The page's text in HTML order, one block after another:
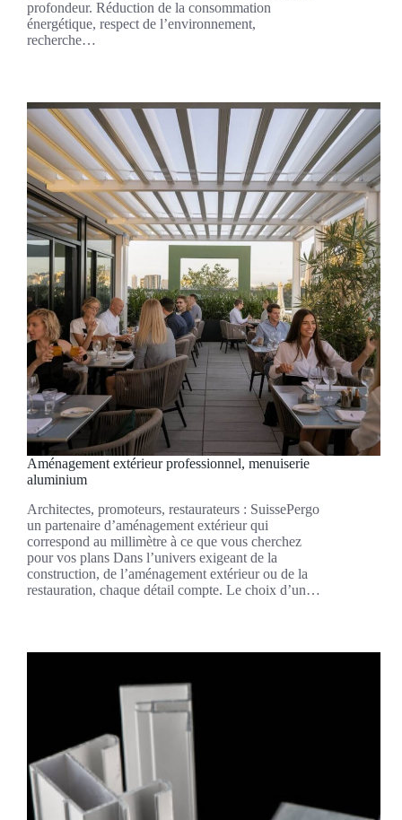
profondeur. Réduction de la consommation
énergétique, respect de l’environnement,
recherche…
Aménagement extérieur professionnel, menuiserie
aluminium
Architectes, promoteurs, restaurateurs : SuissePergo
un partenaire d’aménagement extérieur qui
correspond au millimètre à ce que vous cherchez
pour vos plans Dans l’univers exigeant de la
construction, de l’aménagement extérieur ou de la
restauration, chaque détail compte. Le choix d’un…